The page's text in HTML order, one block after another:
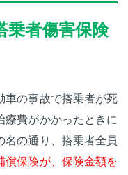
乗者傷害保険
車の事故で搭乗者が死
療費がかかったときに
名の通り、搭乗者全員
償保険が、保険金額を